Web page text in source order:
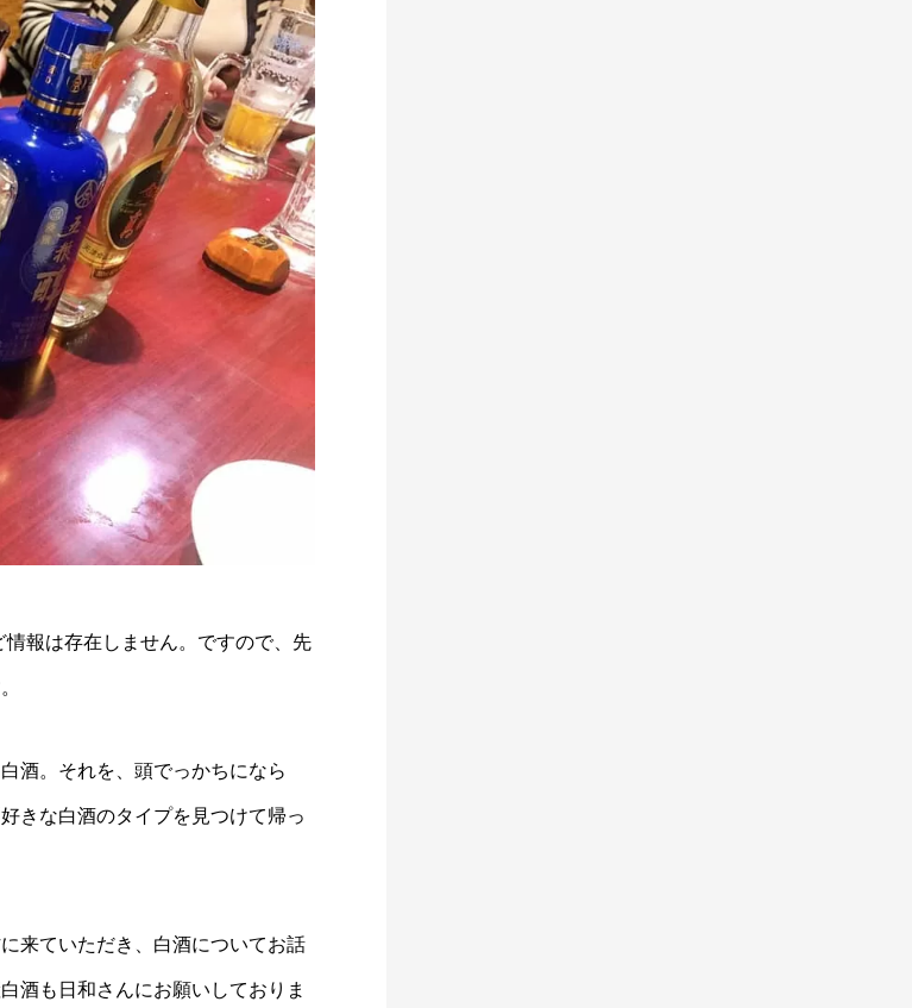
報は存在しません。ですので、先
酒。それを、頭でっかちになら
きな白酒のタイプを見つけて帰っ
来ていただき、白酒についてお話
酒も日和さんにお願いしておりま